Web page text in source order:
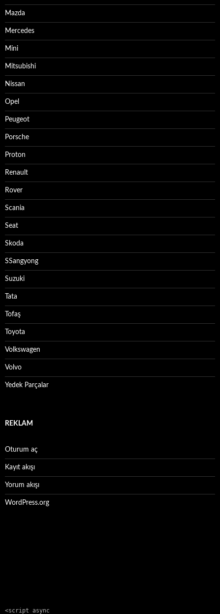
Mazda
Mercedes
Mini
Mitsubishi
Nissan
Opel
Peugeot
Porsche
Proton
Renault
Rover
Scania
Seat
Skoda
SSangyong
Suzuki
Tata
Tofaş
Toyota
Volkswagen
Volvo
Yedek Parçalar
REKLAM
Oturum aç
Kayıt akışı
Yorum akışı
WordPress.org
<script async